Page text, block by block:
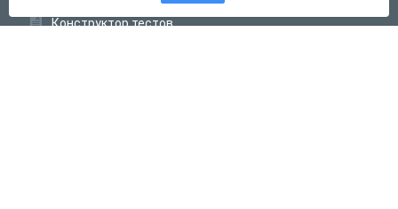
Конструктор тестов